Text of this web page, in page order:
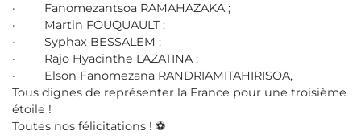
· Fanomezantsoa RAMAHAZAKA ;
· Martin FOUQUAULT ;
· Syphax BESSALEM ;
· Rajo Hyacinthe LAZATINA ;
· Elson Fanomezana RANDRIAMITAHIRISOA,
Tous dignes de représenter la France pour une troisième
étoile !
Toutes nos félicitations ! ⚽